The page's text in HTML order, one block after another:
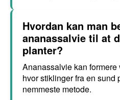
Hvordan kan man
ananassalvie til at
planter?
Ananassalvie kan
hvor stiklinger fra en sund
nemmeste metode.